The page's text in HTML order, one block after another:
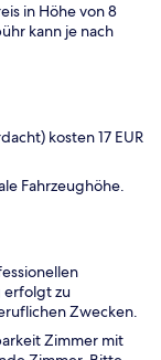
in Höhe von 8
kann je nach
kosten 17 EUR
Fahrzeughöhe.
erfolgt zu
Zwecken.
Zimmer mit